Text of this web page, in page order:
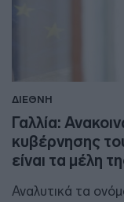
ΔΙΕΘΝΗ
Γαλλία:
κυβέρνησης
είναι τα μέλη
Αναλυτικά τα